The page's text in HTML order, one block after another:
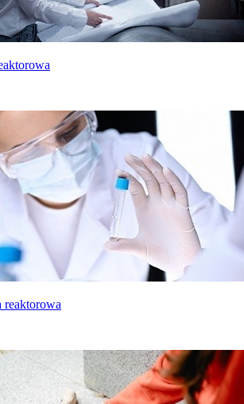
reaktorowa